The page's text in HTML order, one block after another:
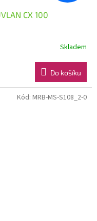
CX 100
Skladem
Do košíku
Kód: MRB-MS-S108_2-0